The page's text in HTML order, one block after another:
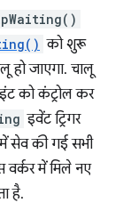
को शुरू
जाएगा. चालू
को कंट्रोल कर
इवेंट ट्रिगर
में सेव की गई सभी
में मिले नए
है.